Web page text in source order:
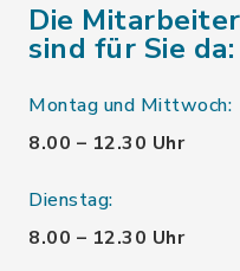
Die
sind für Sie da:
Montag und Mittwoch:
8.00 – 12.30 Uhr
Dienstag:
8.00 – 12.30 Uhr